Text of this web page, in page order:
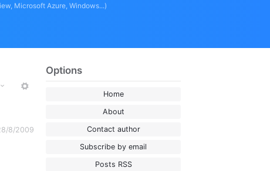
Microsoft Azure, Windows...)
Options
Home
About
Contact author
Subscribe by email
Posts RSS
8/2009